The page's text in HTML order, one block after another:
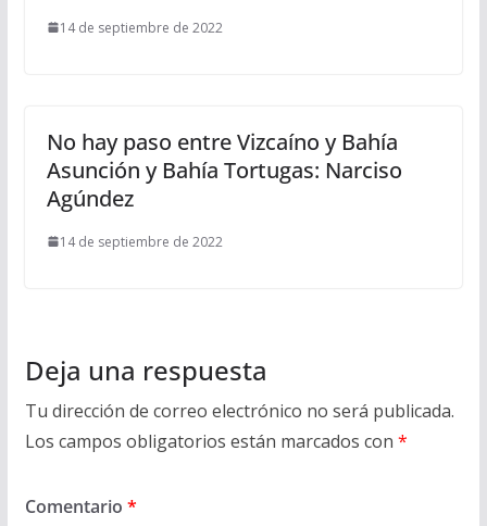
14 de septiembre de 2022
No hay paso entre Vizcaíno y Bahía
Asunción y Bahía Tortugas: Narciso
Agúndez
14 de septiembre de 2022
Deja una respuesta
Tu dirección de correo electrónico no será publicada.
Los campos obligatorios están marcados con *
Comentario *